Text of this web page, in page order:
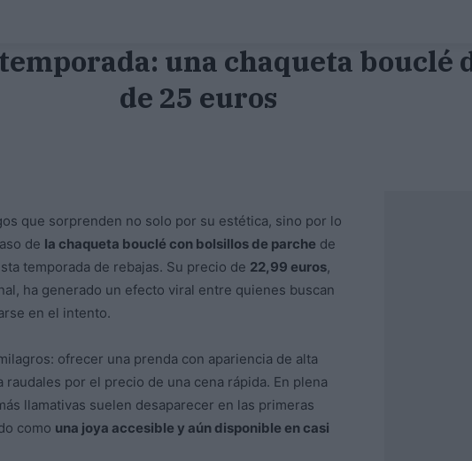
una chaqueta bouclé
de 25 euros
que sorprenden no solo por su estética, sino por lo
de la chaqueta bouclé con bolsillos de parche de
temporada de rebajas. Su precio de 22,99 euros,
ha generado un efecto viral entre quienes buscan
en el intento.
ofrecer una prenda con apariencia de alta
por el precio de una cena rápida. En plena
llamativas suelen desaparecer en las primeras
como una joya accesible y aún disponible en casi